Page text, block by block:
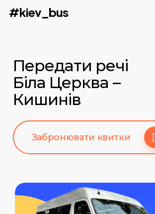
Skip#kiev_bus
Передати речі
Біла Церква –
Кишинів
Забронювати квитки